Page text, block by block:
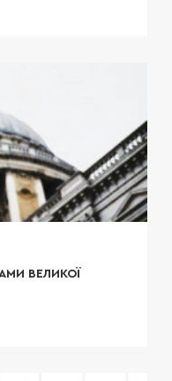
ВЕЛИКОЇ